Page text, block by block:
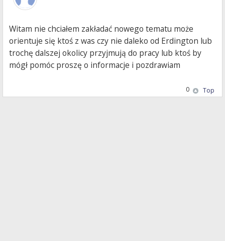
Witam nie chciałem zakładać nowego tematu może
orientuje się ktoś z was czy nie daleko od Erdington lub
trochę dalszej okolicy przyjmują do pracy lub ktoś by
mógł pomóc proszę o informacje i pozdrawiam
Top
0